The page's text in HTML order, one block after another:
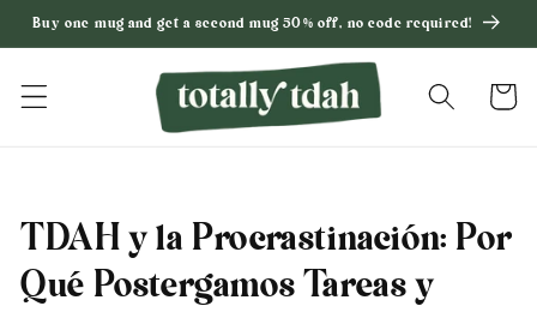
Skip to
content
Buy one mug and get a second mug 50% off, no code required!
Cart
TDAH y la Procrastinación: Por
Qué Postergamos Tareas y